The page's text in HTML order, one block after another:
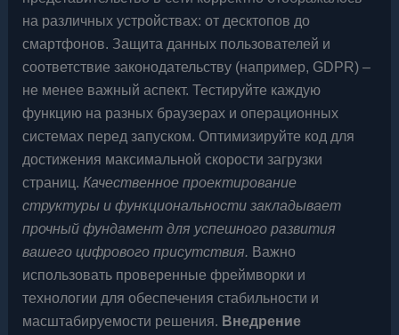
на различных устройствах: от десктопов до
смартфонов. Защита данных пользователей и
соответствие законодательству (например, GDPR) –
не менее важный аспект. Тестируйте каждую
функцию на разных браузерах и операционных
системах перед запуском. Оптимизируйте код для
достижения максимальной скорости загрузки
страниц. Качественное проектирование
структуры и функциональности закладывает
прочный фундамент для успешного развития
вашего цифрового присутствия. Важно
использовать проверенные фреймворки и
технологии для обеспечения стабильности и
масштабируемости решения. Внедрение